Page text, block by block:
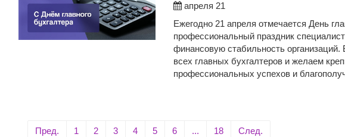
апреля 21
Ежегодно 21 апреля отмечается День
профессиональный праздник
финансовую стабильность
всех главных бухгалтеров и желаем
профессиональных успехов и
Пред. 1 2 3 4 5 6 ... 18 След.